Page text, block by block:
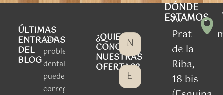
ÚLTIMAS
ENTRADAS
DEL
BLOG
Qué
problemas
dentales
puede
corregir
¿QUIERES
CONOCER
NUESTRAS
OFERTAS?
DÓNDE
ESTAMOS
Av
Prat
de la
Riba,
18 bis